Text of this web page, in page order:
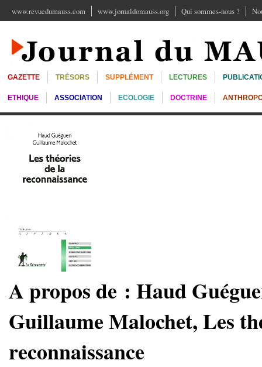
www.revuedumauss.com www.jornaldomauss.org Qui sommes-nous ?
GAZETTE TRÉSORS SUPPLÉMENT LECTURES
ETHIQUE ASSOCIATION ECOLOGIE DOCTRINE
A propos de : Haud
Guillaume Malochet, Les
reconnaissance